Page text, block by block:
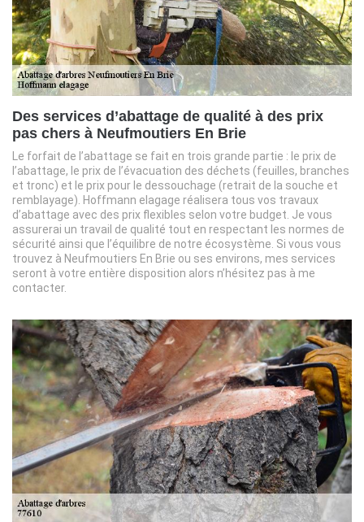
Des services d’abattage de qualité à des prix
pas chers à Neufmoutiers En Brie
Le forfait de l’abattage se fait en trois grande partie : le prix de
l’abattage, le prix de l’évacuation des déchets (feuilles, branches
et tronc) et le prix pour le dessouchage (retrait de la souche et
remblayage). Hoffmann elagage réalisera tous vos travaux
d’abattage avec des prix flexibles selon votre budget. Je vous
assurerai un travail de qualité tout en respectant les normes de
sécurité ainsi que l’équilibre de notre écosystème. Si vous vous
trouvez à Neufmoutiers En Brie ou ses environs, mes services
seront à votre entière disposition alors n’hésitez pas à me
contacter.